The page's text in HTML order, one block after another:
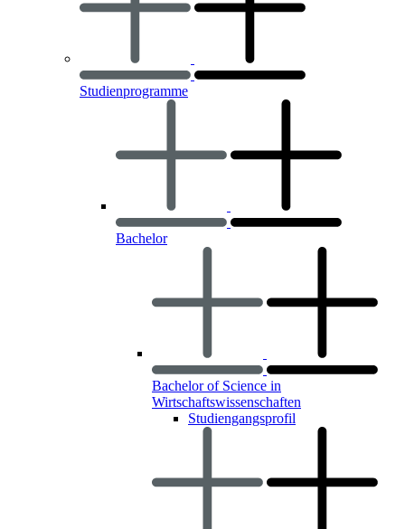
Studienprogramme
Bachelor
Bachelor of Science in
Wirtschaftswissenschaften
Studiengangsprofil